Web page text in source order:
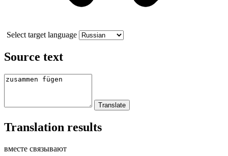
Select target language
Source text
Translation results
вместе связывают